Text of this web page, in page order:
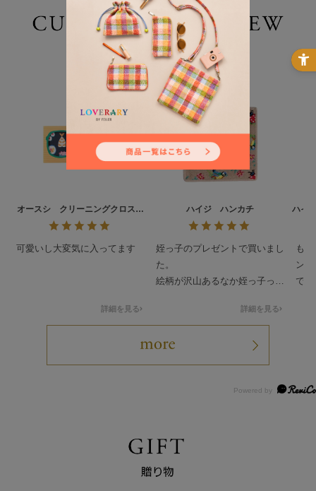
オースシ クリーニングクロス
L/CCOHS-193021
詳細を見る
可愛いし大変気に入ってます
ハイジ ハンカチ
詳細を見る
姪っ子のプレゼントで買いまし
た。
絵柄が沢山あるなか姪っ子っぽ
ャだったみたいで喜んで貰いま
ハイ
も
ン
で